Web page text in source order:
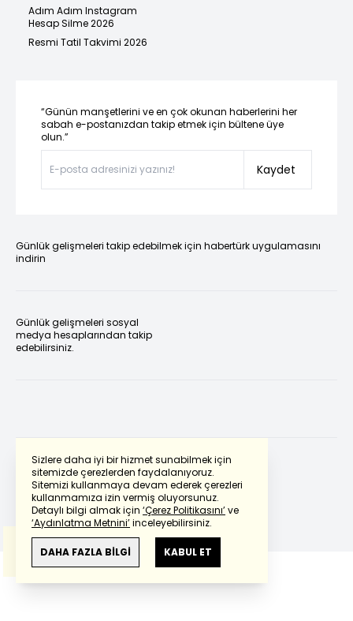
Sizlere daha iyi bir hizmet sunabilmek için
sitemizde çerezlerden faydalanıyoruz.
Sitemizi kullanmaya devam ederek çerezleri
kullanmamıza izin vermiş oluyorsunuz.
Detaylı bilgi almak için ‘Çerez Politikasını’ve
‘Aydınlatma Metnini’inceleyebilirsiniz.
DAHA FAZLA BİLGİ KABUL ET
Adım Adım Instagram
Hesap Silme 2026
Resmi Tatil Takvimi 2026
“Günün manşetlerini ve en çok okunan haberlerini her
sabah e-postanızdan takip etmek için bültene üye
olun.”
Kaydet
Günlük gelişmeleri takip edebilmek için habertürk uygulamasını
indirin
Günlük gelişmeleri sosyal
medya hesaplarından takip
edebilirsiniz.
Powered by Translate
Bu çevirideGoogle Transletekullanılmıştır.
Anlam ve çeviri hatalarından
haberturk.com
sorumlu değildir.